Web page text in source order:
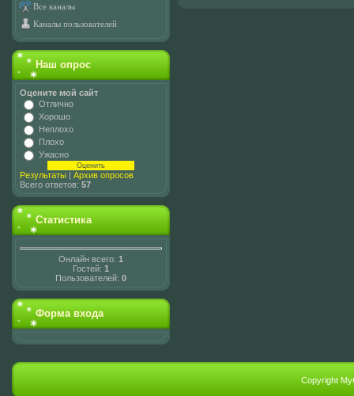
Все каналы
Каналы пользователей
Наш опрос
Оцените мой сайт
Отлично
Хорошо
Неплохо
Плохо
Ужасно
Результаты | Архив опросов
Всего ответов: 57
Статистика
Онлайн всего: 1
Гостей: 1
Пользователей: 0
Форма входа
Copyright